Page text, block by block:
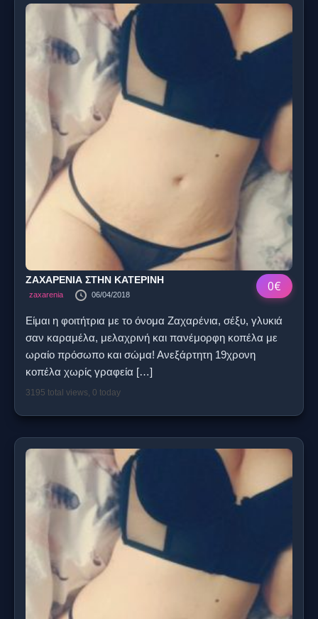
0€
ΖΑΧΑΡΕΝΙΑ ΣΤΗΝ ΚΑΤΕΡΙΝΗ
zaxarenia 06/04/2018
Είμαι η φοιτήτρια με το όνομα Ζαχαρένια, σέξυ, γλυκιά
σαν καραμέλα, μελαχρινή και πανέμορφη κοπέλα με
ωραίο πρόσωπο και σώμα! Ανεξάρτητη 19χρονη
κοπέλα χωρίς γραφεία […]
3195 total views, 0 today